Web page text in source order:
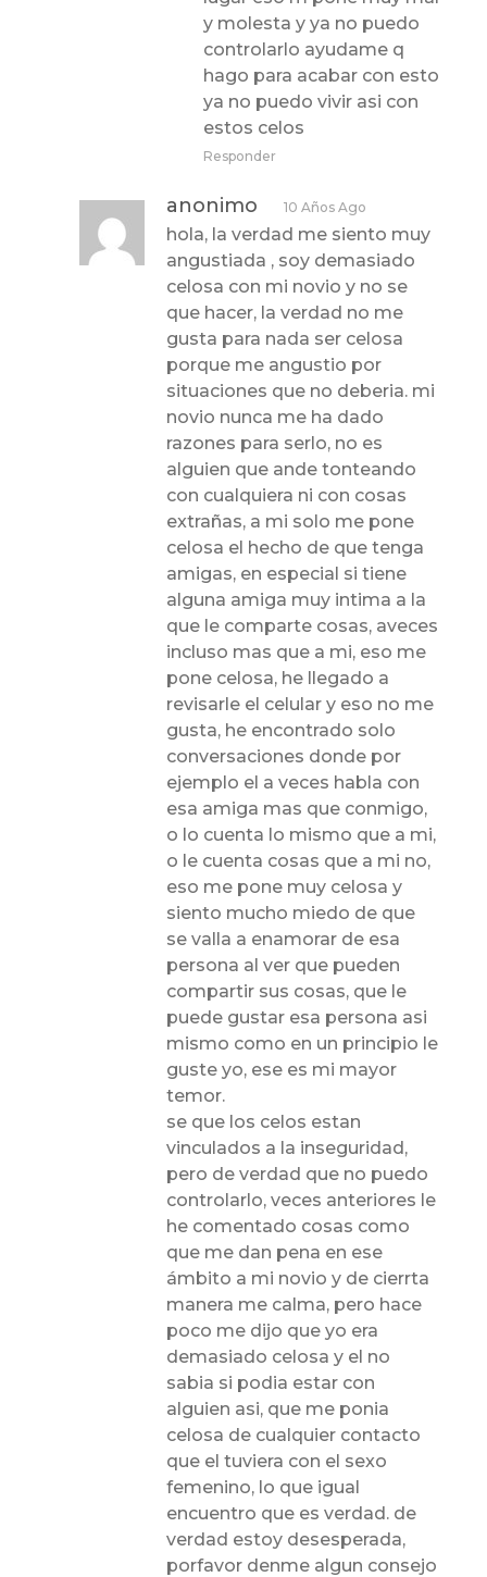
y molesta y ya no puedo
controlarlo ayudame q
hago para acabar con esto
ya no puedo vivir asi con
estos celos
Responder
anonimo 10 Años Ago
hola, la verdad me siento muy
angustiada , soy demasiado
celosa con mi novio y no se
que hacer, la verdad no me
gusta para nada ser celosa
porque me angustio por
situaciones que no deberia. mi
novio nunca me ha dado
razones para serlo, no es
alguien que ande tonteando
con cualquiera ni con cosas
extrañas, a mi solo me pone
celosa el hecho de que tenga
amigas, en especial si tiene
alguna amiga muy intima a la
que le comparte cosas, aveces
incluso mas que a mi, eso me
pone celosa, he llegado a
revisarle el celular y eso no me
gusta, he encontrado solo
conversaciones donde por
ejemplo el a veces habla con
esa amiga mas que conmigo,
o lo cuenta lo mismo que a mi,
o le cuenta cosas que a mi no,
eso me pone muy celosa y
siento mucho miedo de que
se valla a enamorar de esa
persona al ver que pueden
compartir sus cosas, que le
puede gustar esa persona asi
mismo como en un principio le
guste yo, ese es mi mayor
temor.
se que los celos estan
vinculados a la inseguridad,
pero de verdad que no puedo
controlarlo, veces anteriores le
he comentado cosas como
que me dan pena en ese
ámbito a mi novio y de cierrta
manera me calma, pero hace
poco me dijo que yo era
demasiado celosa y el no
sabia si podia estar con
alguien asi, que me ponia
celosa de cualquier contacto
que el tuviera con el sexo
femenino, lo que igual
encuentro que es verdad. de
verdad estoy desesperada,
porfavor denme algun consejo